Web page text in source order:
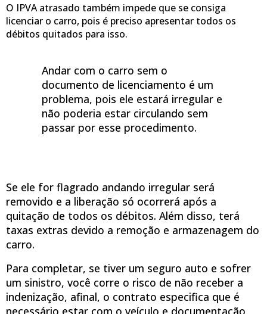
O IPVA atrasado também impede que se consiga
licenciar o carro, pois é preciso apresentar todos os
débitos quitados para isso.
Andar com o carro sem o
documento de licenciamento é um
problema, pois ele estará irregular e
não poderia estar circulando sem
passar por esse procedimento.
Se ele for flagrado andando irregular será
removido e a liberação só ocorrerá após a
quitação de todos os débitos. Além disso, terá
taxas extras devido a remoção e armazenagem do
carro.
Para completar, se tiver um seguro auto e sofrer
um sinistro, você corre o risco de não receber a
indenização, afinal, o contrato especifica que é
necessário estar com o veículo e documentação